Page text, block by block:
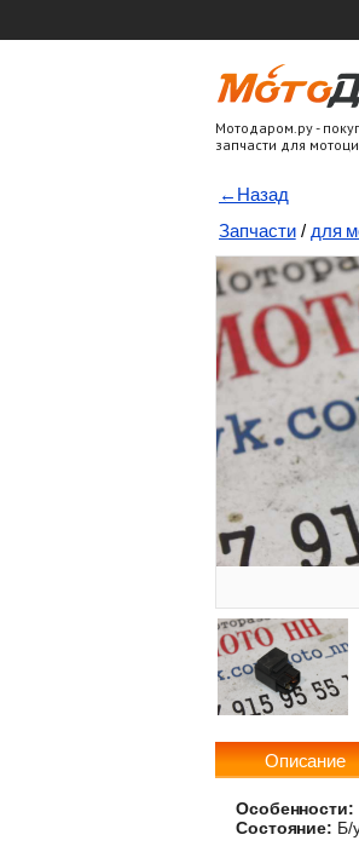
Мотодаром.ру -
запчасти для
←Назад
Запчасти / для
Описание
Особенности:
Состояние: Б/